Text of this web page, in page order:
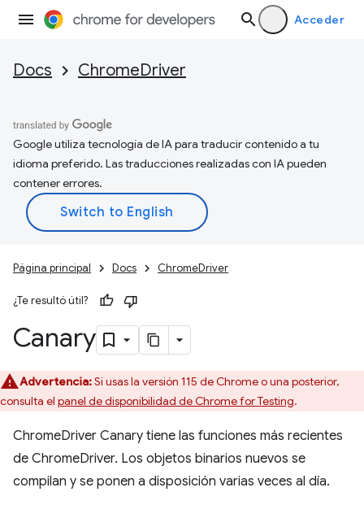
Acceder
Docs ChromeDriver
Google utiliza tecnología de IA para traducir contenido a tu
idioma preferido. Las traducciones realizadas con IA pueden
contener errores.
Página principal Docs ChromeDriver
¿Te resultó útil?
Canary
Advertencia:Si usas la versión 115 de Chrome o una posterior,
consulta el panel de disponibilidad de Chrome for Testing.
ChromeDriver Canary tiene las funciones más recientes
de ChromeDriver. Los objetos binarios nuevos se
compilan y se ponen a disposición varias veces al día.